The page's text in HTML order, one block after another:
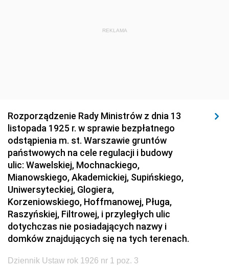
REKLAMA
Rozporządzenie Rady Ministrów z dnia 13
listopada 1925 r. w sprawie bezpłatnego
odstąpienia m. st. Warszawie gruntów
państwowych na cele regulacji i budowy
ulic: Wawelskiej, Mochnackiego,
Mianowskiego, Akademickiej, Supińskiego,
Uniwersyteckiej, Glogiera,
Korzeniowskiego, Hoffmanowej, Pługa,
Raszyńskiej, Filtrowej, i przyległych ulic
dotychczas nie posiadających nazwy i
domków znajdujących się na tych terenach.
Dziennik Ustaw rok 1926 nr 1 poz. 3